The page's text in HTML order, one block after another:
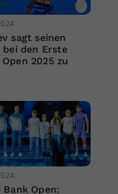
sagt seinen
den Erste
2025 zu
Bank Open: